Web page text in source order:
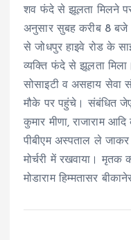
शव फंदे से झूलता मिलने
अनुसार सुबह करीब 8 बजे
से जोधपुर हाइवे रोड के
व्यक्ति फंदे से झूलता
सोसाइटी व असहाय सेवा
मौके पर पहुंचे। संबंधित
कुमार मीणा, राजाराम
पीबीएम अस्पताल ले
मोर्चरी में रखवाया। मृतक
मोडाराम हिम्मतासर